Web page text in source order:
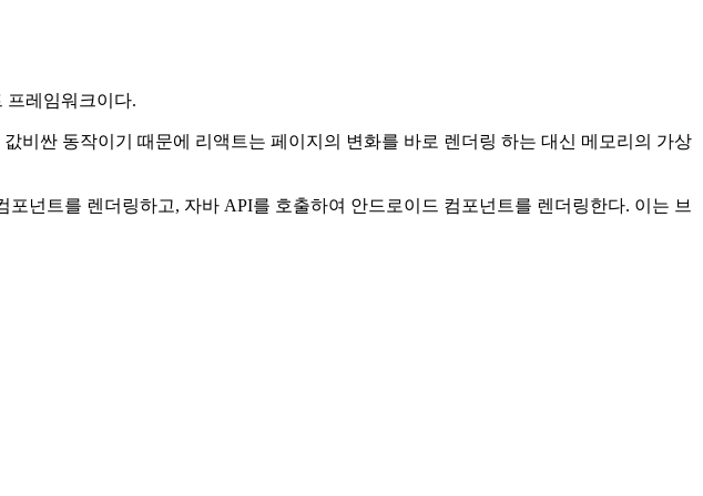
프레임워크이다.
비싼 동작이기 때문에 리액트는 페이지의 변화를 바로 렌더링 하는 대신 메모리의 가상
넌트를 렌더링하고, 자바 API를 호출하여 안드로이드 컴포넌트를 렌더링한다. 이는 브